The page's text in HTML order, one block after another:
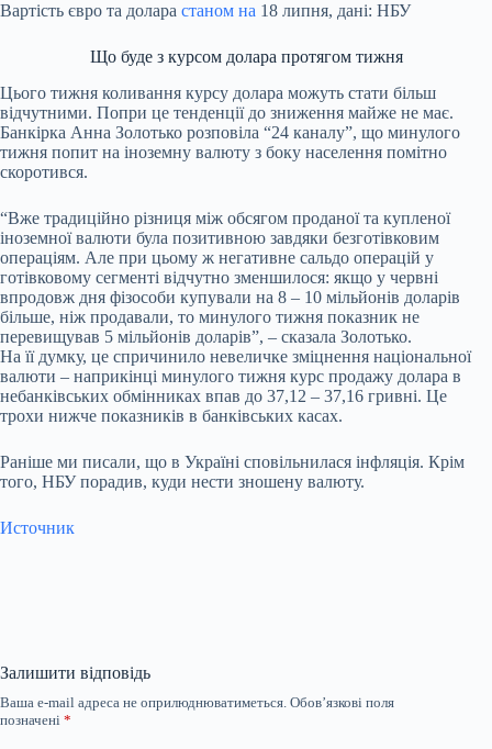
Вартість євро та долара станом на 18 липня, дані: НБУ
Що буде з курсом долара протягом тижня
Цього тижня коливання курсу долара можуть стати більш
відчутними. Попри це тенденції до зниження майже не має.
Банкірка Анна Золотько розповіла “24 каналу”, що минулого
тижня попит на іноземну валюту з боку населення помітно
скоротився.
“Вже традиційно різниця між обсягом проданої та купленої
іноземної валюти була позитивною завдяки безготівковим
операціям. Але при цьому ж негативне сальдо операцій у
готівковому сегменті відчутно зменшилося: якщо у червні
впродовж дня фізособи купували на 8 – 10 мільйонів доларів
більше, ніж продавали, то минулого тижня показник не
перевищував 5 мільйонів доларів”, – сказала Золотько.
На її думку, це спричинило невеличке зміцнення національної
валюти – наприкінці минулого тижня курс продажу долара в
небанківських обмінниках впав до 37,12 – 37,16 гривні. Це
трохи нижче показників в банківських касах.
Раніше ми писали, що в Україні сповільнилася інфляція. Крім
того, НБУ порадив, куди нести зношену валюту.
Источник
Залишити відповідь
Ваша e-mail адреса не оприлюднюватиметься. Обов’язкові поля
позначені *